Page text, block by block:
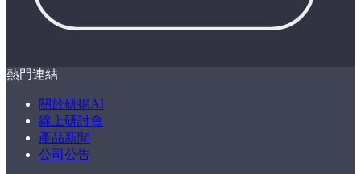
熱門連結
關於研揚AI
線上研討會
產品新聞
公司公告